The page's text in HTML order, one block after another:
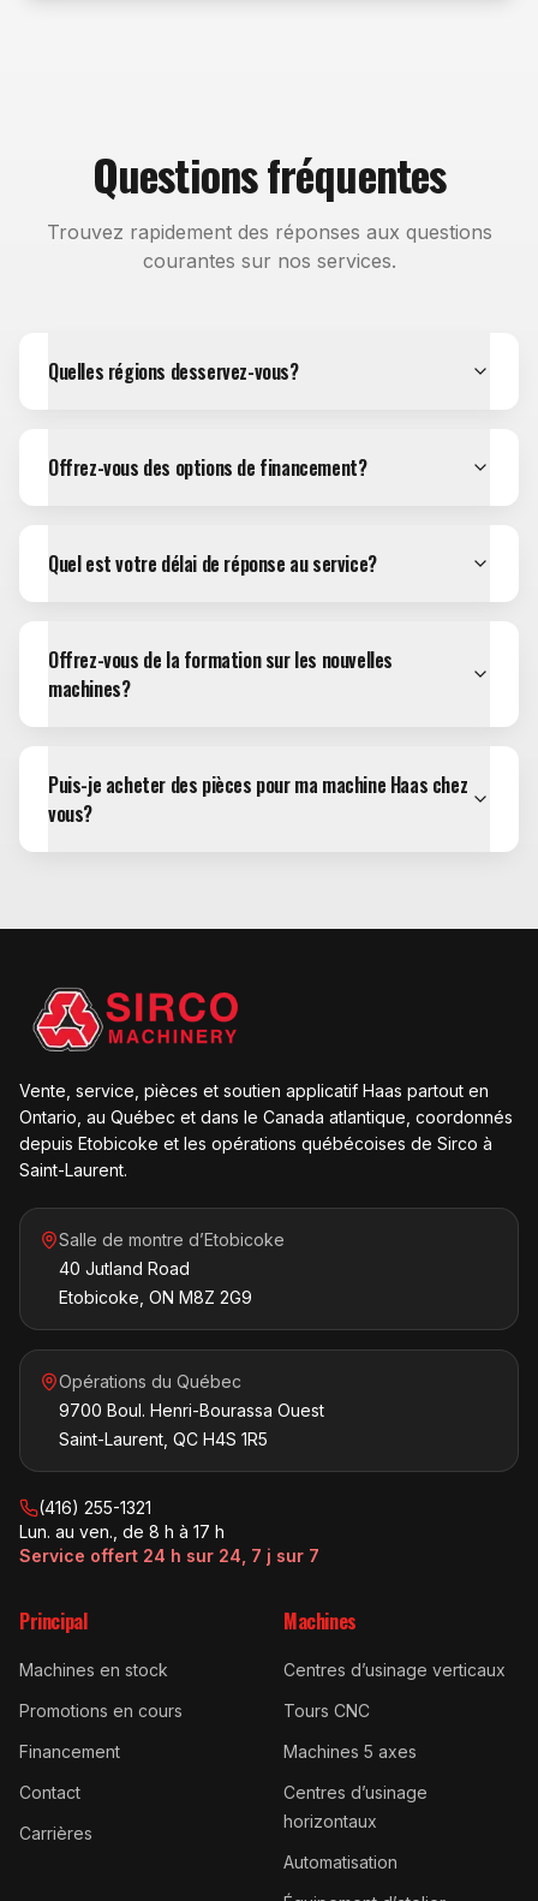
Questions fréquentes
Trouvez rapidement des réponses aux questions
courantes sur nos services.
Quelles régions desservez-vous?
Offrez-vous des options de financement?
Quel est votre délai de réponse au service?
Offrez-vous de la formation sur les nouvelles
machines?
Puis-je acheter des pièces pour ma machine Haas chez
vous?
Vente, service, pièces et soutien applicatif Haas partout en
Ontario, au Québec et dans le Canada atlantique, coordonnés
depuis Etobicoke et les opérations québécoises de Sirco à
Saint-Laurent.
Salle de montre d’Etobicoke
40 Jutland Road
Etobicoke, ON M8Z 2G9
Opérations du Québec
9700 Boul. Henri-Bourassa Ouest
Saint-Laurent, QC H4S 1R5
(416) 255-1321
Lun. au ven., de 8 h à 17 h
Service offert 24 h sur 24, 7 j sur 7
Principal
Machines en stock
Promotions en cours
Financement
Contact
Carrières
Machines
Centres d’usinage verticaux
Tours CNC
Machines 5 axes
Centres d’usinage
horizontaux
Automatisation